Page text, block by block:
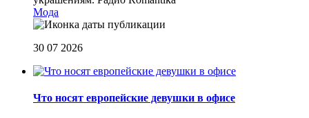
Мода
30 07 2026
Что носят европейские девушки в офисе